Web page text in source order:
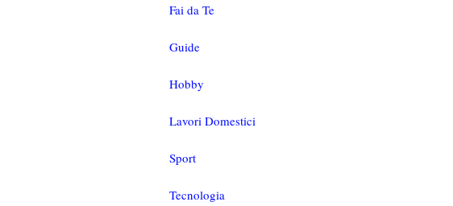
Fai da Te
Guide
Hobby
Lavori Domestici
Sport
Tecnologia